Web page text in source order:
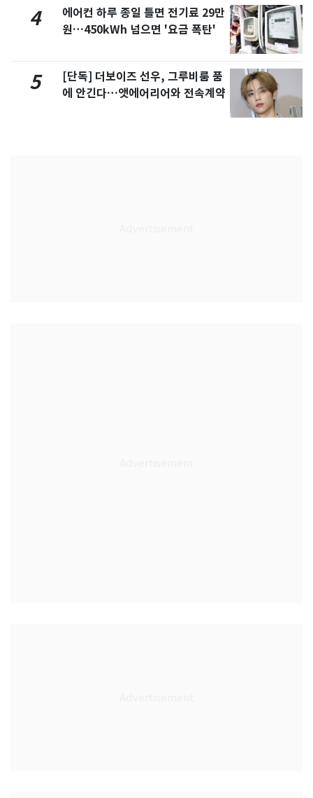
4
에어컨 하루 종일 틀면 전기료 29만
원…450kWh 넘으면 '요금 폭탄'
5
[단독] 더보이즈 선우, 그루비룸 품
에 안긴다…앳에어리어와 전속계약